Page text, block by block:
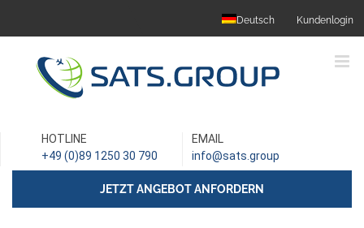
content
Deutsch Kundenlogin
HOTLINE
+49 (0)89 1250 30 790
EMAIL
info@sats.group
JETZT ANGEBOT ANFORDERN